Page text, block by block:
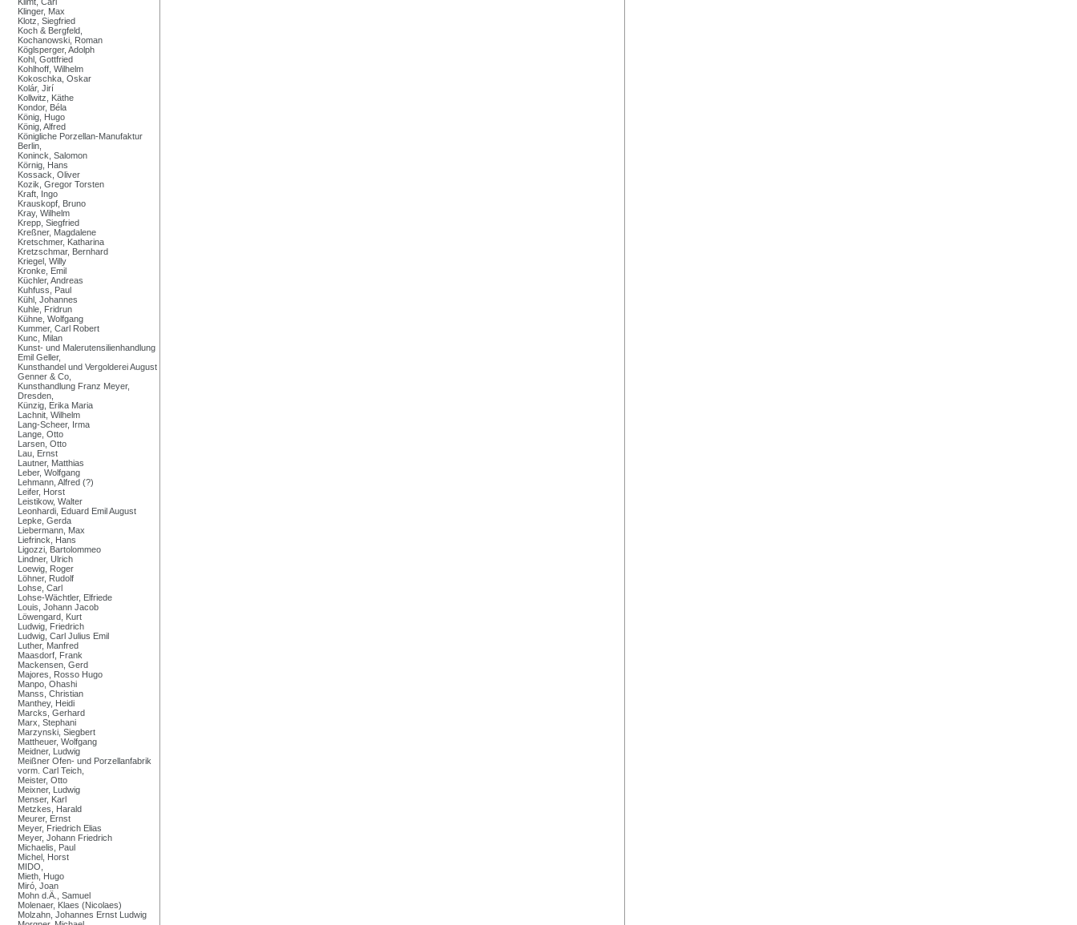
Klinger, Max
Klotz, Siegfried
Koch & Bergfeld,
Kochanowski, Roman
Köglsperger, Adolph
Kohl, Gottfried
Kohlhoff, Wilhelm
Kokoschka, Oskar
Kolár, Jirí
Kollwitz, Käthe
Kondor, Béla
König, Hugo
König, Alfred
Königliche Porzellan-Manufaktur
Berlin,
Koninck, Salomon
Körnig, Hans
Kossack, Oliver
Kozik, Gregor Torsten
Kraft, Ingo
Krauskopf, Bruno
Kray, Wilhelm
Krepp, Siegfried
Kreßner, Magdalene
Kretschmer, Katharina
Kretzschmar, Bernhard
Kriegel, Willy
Kronke, Emil
Küchler, Andreas
Kuhfuss, Paul
Kühl, Johannes
Kuhle, Fridrun
Kühne, Wolfgang
Kummer, Carl Robert
Kunc, Milan
Kunst- und Malerutensilienhandlung
Emil Geller,
Kunsthandel und Vergolderei August
Genner & Co,
Kunsthandlung Franz Meyer,
Dresden,
Künzig, Erika Maria
Lachnit, Wilhelm
Lang-Scheer, Irma
Lange, Otto
Larsen, Otto
Lau, Ernst
Lautner, Matthias
Leber, Wolfgang
Lehmann, Alfred (?)
Leifer, Horst
Leistikow, Walter
Leonhardi, Eduard Emil August
Lepke, Gerda
Liebermann, Max
Liefrinck, Hans
Ligozzi, Bartolommeo
Lindner, Ulrich
Loewig, Roger
Löhner, Rudolf
Lohse, Carl
Lohse-Wächtler, Elfriede
Louis, Johann Jacob
Löwengard, Kurt
Ludwig, Friedrich
Ludwig, Carl Julius Emil
Luther, Manfred
Maasdorf, Frank
Mackensen, Gerd
Majores, Rosso Hugo
Manpo, Ohashi
Manss, Christian
Manthey, Heidi
Marcks, Gerhard
Marx, Stephani
Marzynski, Siegbert
Mattheuer, Wolfgang
Meidner, Ludwig
Meißner Ofen- und Porzellanfabrik
vorm. Carl Teich,
Meister, Otto
Meixner, Ludwig
Menser, Karl
Metzkes, Harald
Meurer, Ernst
Meyer, Friedrich Elias
Meyer, Johann Friedrich
Michaelis, Paul
Michel, Horst
MIDO,
Mieth, Hugo
Miró, Joan
Mohn d.Ä., Samuel
Molenaer, Klaes (Nicolaes)
Molzahn, Johannes Ernst Ludwig